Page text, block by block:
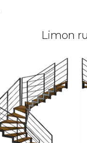
Limon